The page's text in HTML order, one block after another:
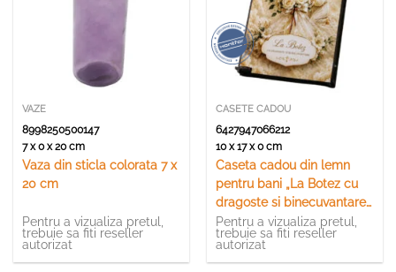
VAZE
8998250500147
7 x 0 x 20 cm
Vaza din sticla colorata 7 x
20 cm
Pentru a vizualiza pretul,
trebuie sa fiti reseller
autorizat
CASETE CADOU
6427947066212
10 x 17 x 0 cm
Caseta cadou din lemn
pentru bani „La Botez cu
dragoste si binecuvantare”
10 x 17.5 cm
Pentru a vizualiza pretul,
trebuie sa fiti reseller
autorizat